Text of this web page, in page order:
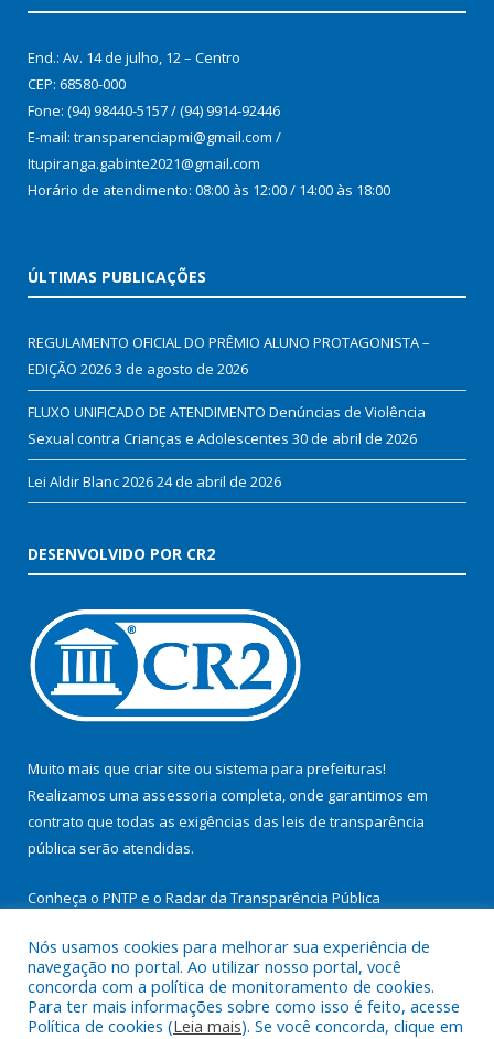
End.: Av. 14 de julho, 12 – Centro
CEP: 68580-000
Fone: (94) 98440-5157 / (94) 9914-92446
E-mail: transparenciapmi@gmail.com /
Itupiranga.gabinte2021@gmail.com
Horário de atendimento: 08:00 às 12:00 / 14:00 às 18:00
ÚLTIMAS PUBLICAÇÕES
REGULAMENTO OFICIAL DO PRÊMIO ALUNO PROTAGONISTA –
EDIÇÃO 20263 de agosto de 2026
FLUXO UNIFICADO DE ATENDIMENTO Denúncias de Violência
Sexual contra Crianças e Adolescentes 30 de abril de 2026
Lei Aldir Blanc 202624 de abril de 2026
DESENVOLVIDO POR CR2
Muito mais que criar site ou sistema para prefeituras!
Realizamos uma assessoria completa, onde garantimos em
contrato que todas as exigências das leis de transparência
pública serão atendidas.
Conheça o PNTP e o Radar da Transparência Pública
Todos os direitos reservados a Prefeitura Municipal de
Itupiranga.
Nós usamos cookies para melhorar sua experiência de
navegação no portal. Ao utilizar nosso portal, você
concorda com a política de monitoramento de cookies.
Para ter mais informações sobre como isso é feito, acesse
Política de cookies (Leia mais). Se você concorda, clique em